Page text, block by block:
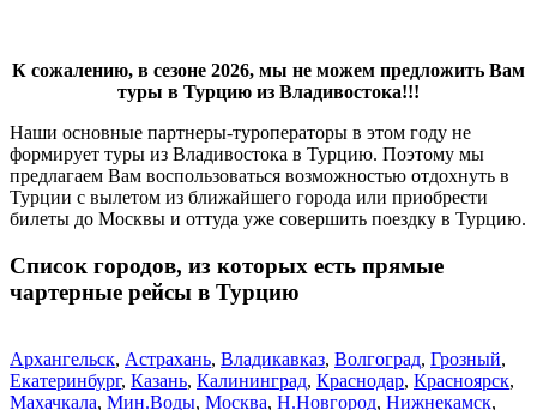
К сожалению, в сезоне 2026, мы не можем предложить Вам
туры в Турцию из Владивостока!!!
Наши основные партнеры-туроператоры в этом году не
формирует туры из Владивостока в Турцию. Поэтому мы
предлагаем Вам воспользоваться возможностью отдохнуть в
Турции с вылетом из ближайшего города или приобрести
билеты до Москвы и оттуда уже совершить поездку в Турцию.
Список городов, из которых есть прямые
чартерные рейсы в Турцию
Архангельск, Астрахань, Владикавказ, Волгоград, Грозный,
Екатеринбург, Казань, Калининград, Краснодар, Красноярск,
Махачкала, Мин.Воды, Москва, Н.Новгород, Нижнекамск,